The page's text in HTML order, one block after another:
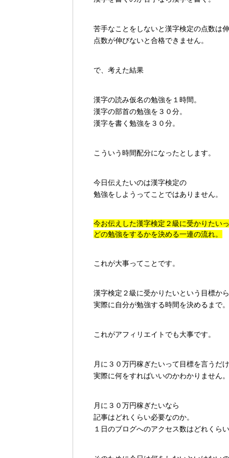
苦手なことをしないと漢字検定の点数は伸
点数が伸びないと合格できません。
で、考えた結果
漢字の読み仮名の勉強を１時間。
漢字の部首の勉強を３０分。
漢字を書く勉強を３０分。
こういう時間配分になったとします。
今日伝えたいのは漢字検定の
勉強をしようってことではありません。
今お伝えした漢字検定２級に受かりたい
どの勉強をするかを決める一連の流れ。
これが大事ってことです。
漢字検定２級に受かりたいという目標から
実際に自分が勉強する時間を決めるまで。
これがアフィリエイトでも大事です。
月に３０万円稼ぎたいって目標を言うだ
実際に何をすればいいのかわかりません。
月に３０万円稼ぎたいなら
記事はどれくらい必要なのか。
１日のブログへのアクセス数はどれくらい